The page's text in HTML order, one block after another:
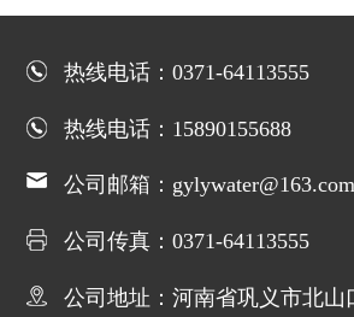
热线电话：0371-64113555
热线电话：15890155688
公司邮箱：gylywater@163.com
公司传真：0371-64113555
公司地址：河南省巩义市北山